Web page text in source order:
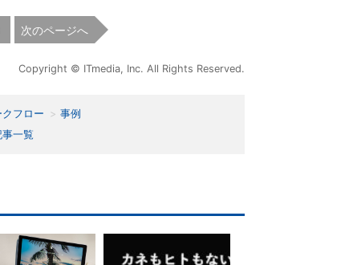
次のページへ
Copyright © ITmedia, Inc. All Rights Reserved.
クフロー
事例
一覧